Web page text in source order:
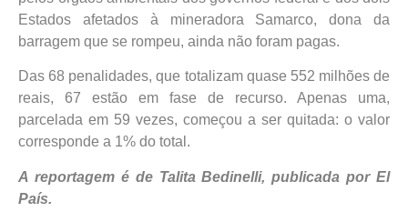
Estados afetados à mineradora Samarco, dona da
barragem que se rompeu, ainda não foram pagas.
Das 68 penalidades, que totalizam quase 552 milhões de
reais, 67 estão em fase de recurso. Apenas uma,
parcelada em 59 vezes, começou a ser quitada: o valor
corresponde a 1% do total.
A reportagem é de Talita Bedinelli, publicada por El
País.